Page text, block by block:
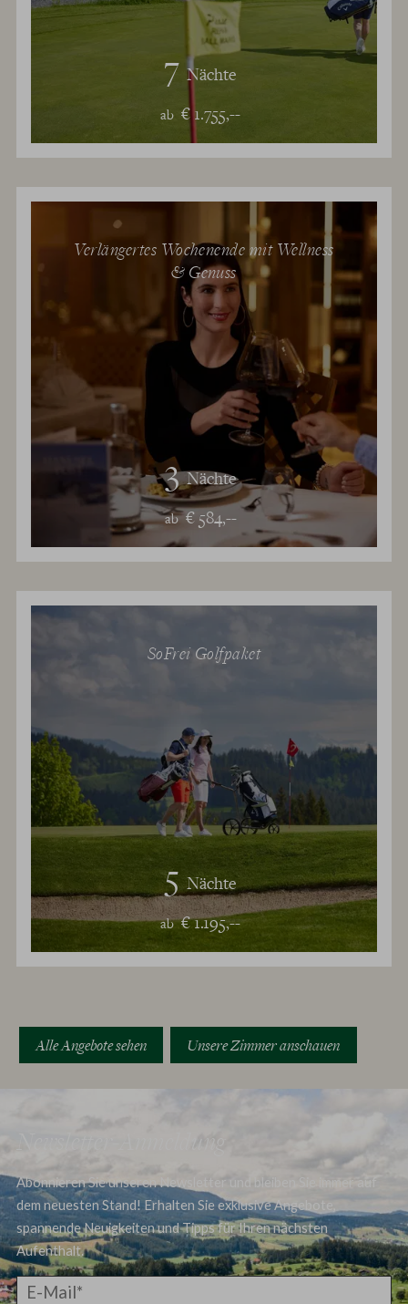
7 Nächte
ab € 1.755,--
Verlängertes Wochenende mit Wellness
& Genuss
3 Nächte
ab € 584,--
SoFrei Golfpaket
5 Nächte
ab € 1.195,--
Alle Angebote sehen Unsere Zimmer anschauen
Newsletter-Anmeldung
Abonnieren Sie unseren Newsletter und bleiben Sie immer auf
dem neuesten Stand! Erhalten Sie exklusive Angebote,
spannende Neuigkeiten und Tipps für Ihren nächsten
Aufenthalt.